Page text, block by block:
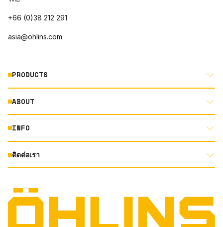
+66 (0)38 212 291
asia@ohlins.com
PRODUCTS
MOTORCYCLE
AUTOMOTIVE
ABOUT
ABOUT US
RACING
TERMS AND CONDITIONS
PRIVACY STATEMENT
INFO
DOCUMENT LIBRARY
TECHNOLOGY
ORIGINAL EQUIPMENT
ติดต่อเรา
INSTAGRAM
FACEBOOK